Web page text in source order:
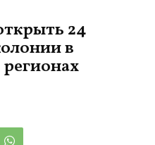
24
в